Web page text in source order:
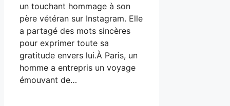
un touchant hommage à son
père vétéran sur Instagram. Elle
a partagé des mots sincères
pour exprimer toute sa
gratitude envers lui.À Paris, un
homme a entrepris un voyage
émouvant de…